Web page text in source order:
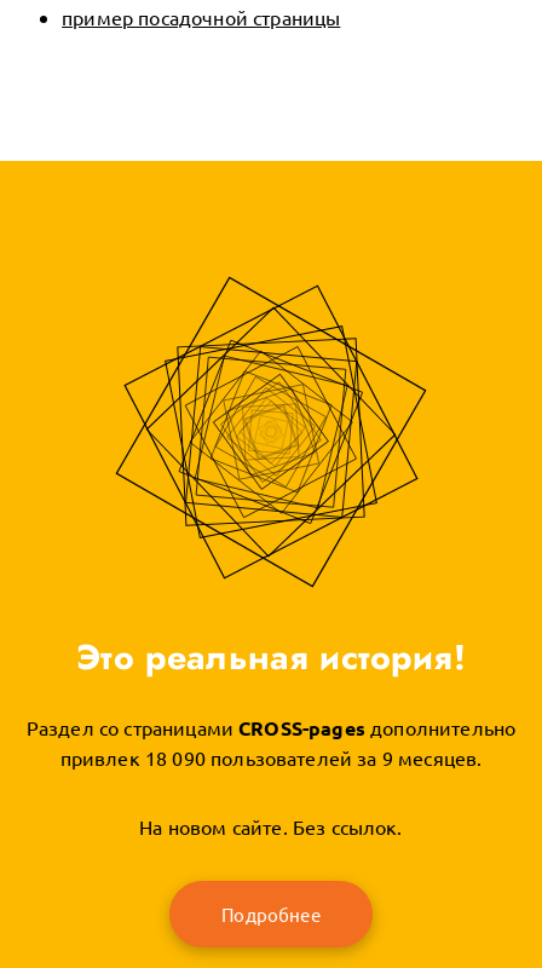
пример посадочной страницы
Это реальная история!
Раздел со страницамиCROSS-pages дополнительно
привлек 18 090 пользователей за 9 месяцев.
На новом сайте. Без ссылок.
Подробнее